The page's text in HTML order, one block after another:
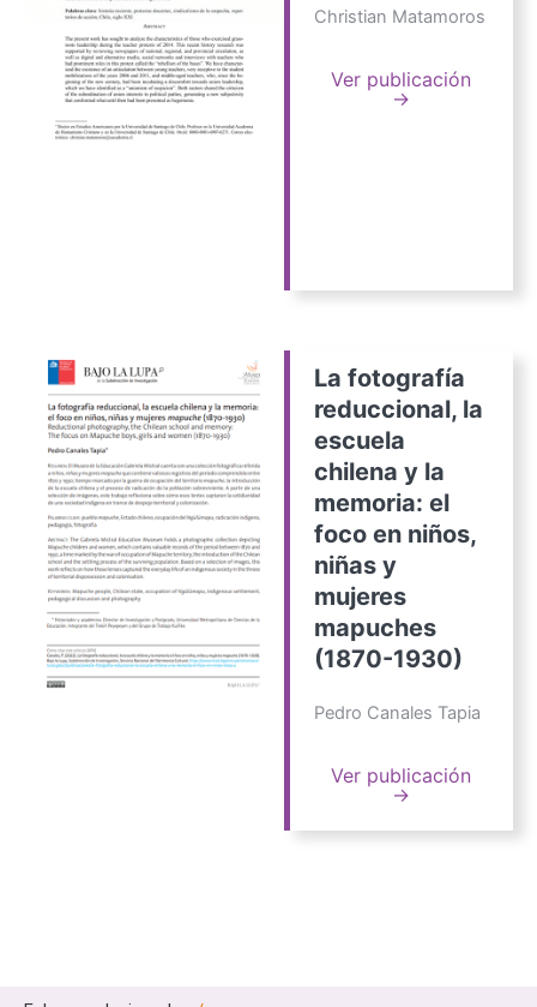
Christian Matamoros
Ver publicación
→
La fotografía
reduccional, la
escuela
chilena y la
memoria: el
foco en niños,
niñas y
mujeres
mapuches
(1870-1930)
Pedro Canales Tapia
Ver publicación
→